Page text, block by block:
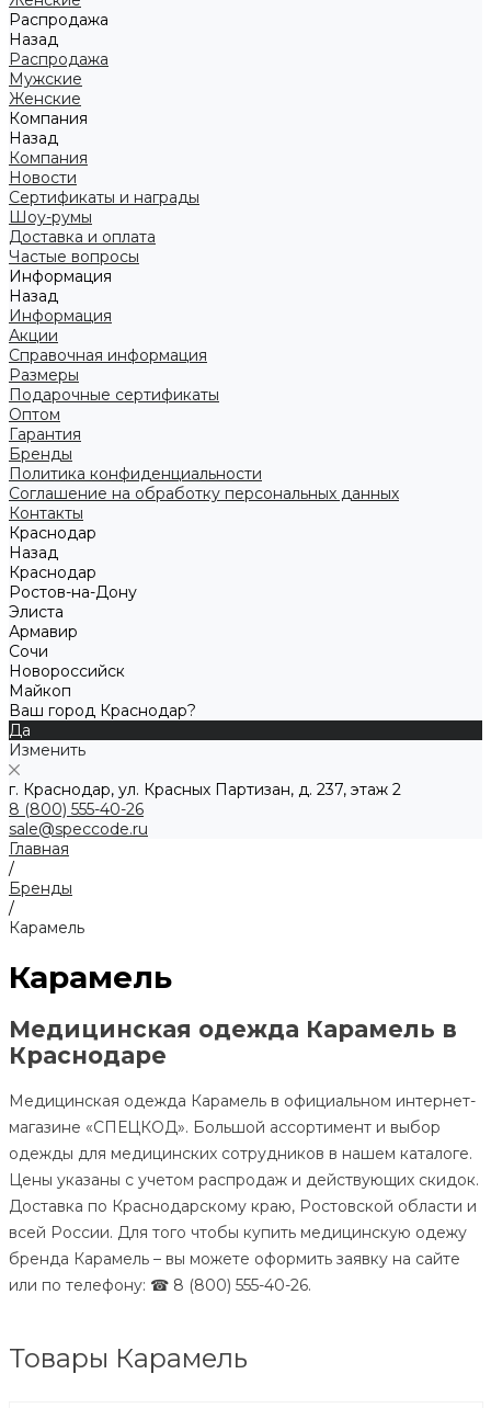
Распродажа
Назад
Распродажа
Мужские
Женские
Компания
Назад
Компания
Новости
Сертификаты и награды
Шоу-румы
Доставка и оплата
Частые вопросы
Информация
Назад
Информация
Акции
Справочная информация
Размеры
Подарочные сертификаты
Оптом
Гарантия
Бренды
Политика конфиденциальности
Соглашение на обработку персональных данных
Контакты
Краснодар
Назад
Краснодар
Ростов-на-Дону
Элиста
Армавир
Сочи
Новороссийск
Майкоп
Ваш город Краснодар?
Да
Изменить
г. Краснодар, ул. Красных Партизан, д. 237, этаж 2
8 (800) 555-40-26
sale@speccode.ru
Главная
/
Бренды
/
Карамель
Карамель
Медицинская одежда Карамель в
Краснодаре
Медицинская одежда Карамель в официальном интернет-
магазине «СПЕЦКОД». Большой ассортимент и выбор
одежды для медицинских сотрудников в нашем каталоге.
Цены указаны с учетом распродаж и действующих скидок.
Доставка по Краснодарскому краю, Ростовской области и
всей России. Для того чтобы купить медицинскую одежу
бренда Карамель – вы можете оформить заявку на сайте
или по телефону: ☎ 8 (800) 555-40-26.
Товары Карамель